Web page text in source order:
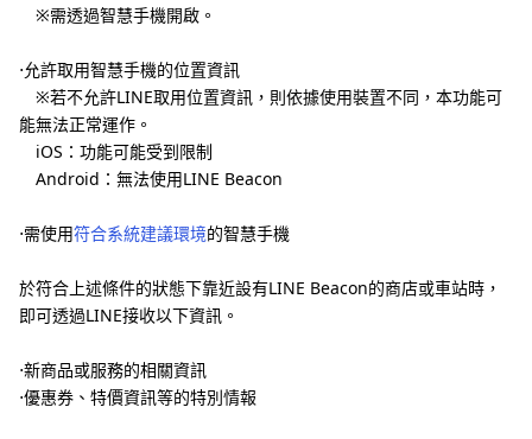
※需透過智慧手機開啟。
⋅允許取用智慧手機的位置資訊
※若不允許LINE取用位置資訊，則依據使用裝置不同，本功能可
能無法正常運作。
iOS：功能可能受到限制
Android：無法使用LINE Beacon
⋅需使用符合系統建議環境的智慧手機
於符合上述條件的狀態下靠近設有LINE Beacon的商店或車站時，
即可透過LINE接收以下資訊。
⋅新商品或服務的相關資訊
⋅優惠券、特價資訊等的特別情報